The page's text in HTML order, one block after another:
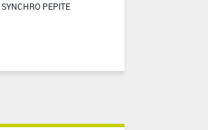
SYNCHRO PEPITE